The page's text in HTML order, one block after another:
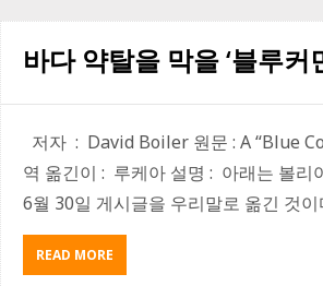
해
예
큐
이
팅
바다 약탈을 막을 ‘블루커
저자 : David Boiler 원문 : A “Blue
역 옮긴이 : 루케아 설명 : 아래는 볼
6월 30일 게시글을 우리말로 옮긴 것이
READ MORE
B